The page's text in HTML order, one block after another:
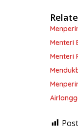
Menteri
Menteri